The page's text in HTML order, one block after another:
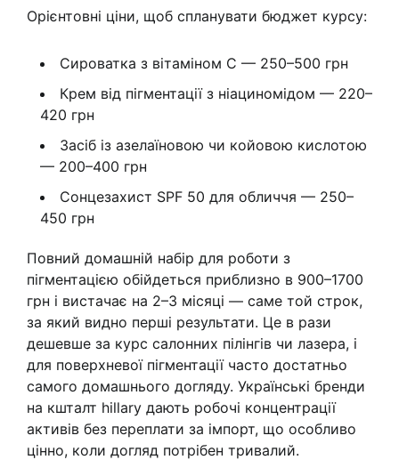
Орієнтовні ціни, щоб спланувати бюджет курсу:
Сироватка з вітаміном C — 250–500 грн
Крем від пігментації з ніациномідом — 220–
420 грн
Засіб із азелаїновою чи койовою кислотою
— 200–400 грн
Сонцезахист SPF 50 для обличчя — 250–
450 грн
Повний домашній набір для роботи з
пігментацією обійдеться приблизно в 900–1700
грн і вистачає на 2–3 місяці — саме той строк,
за який видно перші результати. Це в рази
дешевше за курс салонних пілінгів чи лазера, і
для поверхневої пігментації часто достатньо
самого домашнього догляду. Українські бренди
на кшталт hillary дають робочі концентрації
активів без переплати за імпорт, що особливо
цінно, коли догляд потрібен тривалий.